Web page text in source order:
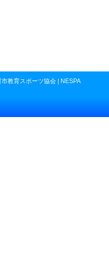
教育スポーツ協会 | NESPA